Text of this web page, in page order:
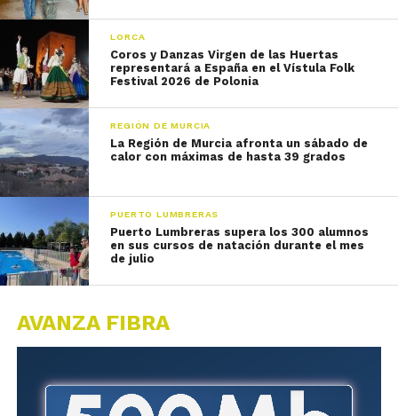
LORCA
Coros y Danzas Virgen de las Huertas
representará a España en el Vístula Folk
Festival 2026 de Polonia
REGIÓN DE MURCIA
La Región de Murcia afronta un sábado de
calor con máximas de hasta 39 grados
PUERTO LUMBRERAS
Puerto Lumbreras supera los 300 alumnos
en sus cursos de natación durante el mes
de julio
AVANZA FIBRA